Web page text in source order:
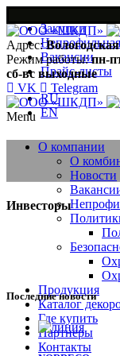
Закупки
Вакансии
Прайс-листы
RU
EN
Адрес:
Режим работы:пн-
сб-вс выходные
VK
Telegram
Menu
О компании
О
Новости
Продукция
Каталог
Где купить
Партнеры
Контакты
Инвесторы
Последние новости